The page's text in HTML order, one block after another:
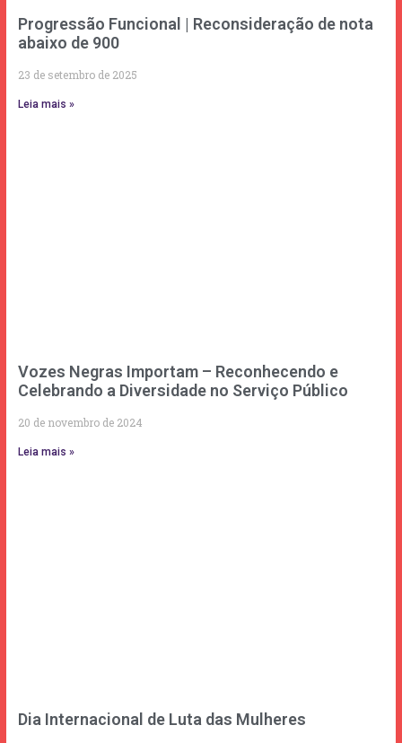
Progressão Funcional | Reconsideração de nota
abaixo de 900
23 de setembro de 2025
Leia mais »
Vozes Negras Importam – Reconhecendo e
Celebrando a Diversidade no Serviço Público
20 de novembro de 2024
Leia mais »
Dia Internacional de Luta das Mulheres